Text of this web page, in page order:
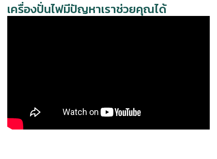
เครื่องปั่นไฟมีปัญหาเราช่วยคุณได้